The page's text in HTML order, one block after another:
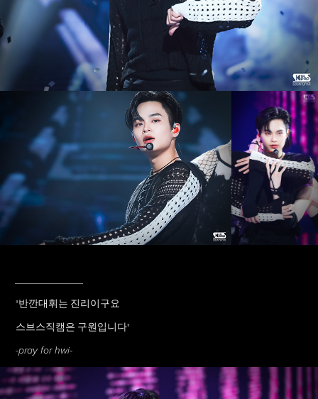
"반깐대휘는 진리이구요
스브스직캠은 구원입니다"
-pray for hwi-